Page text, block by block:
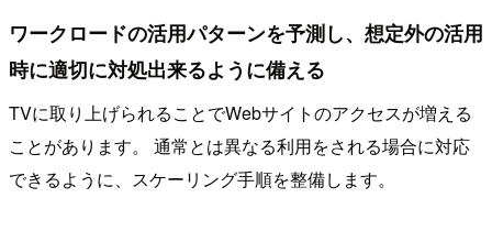
ワークロードの活用パターンを予測し、想定外の活用
時に適切に対処出来るように備える
TVに取り上げられることでWebサイトのアクセスが増える
ことがあります。 通常とは異なる利用をされる場合に対応
できるように、スケーリング手順を整備します。